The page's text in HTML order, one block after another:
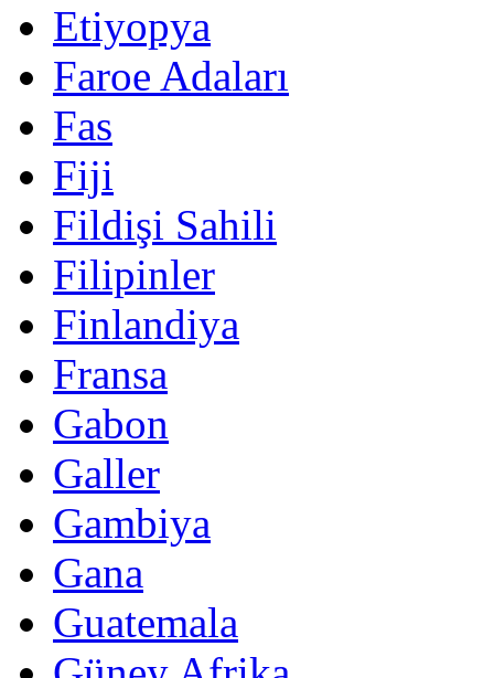
Etiyopya
Faroe Adaları
Fas
Fiji
Fildişi Sahili
Filipinler
Finlandiya
Fransa
Gabon
Galler
Gambiya
Gana
Guatemala